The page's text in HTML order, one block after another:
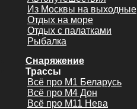
Из Москвы на выходные
Отдых на море
Отдых с палатками
Рыбалка
Снаряжение
Трассы
Всё про М1 Беларусь
Всё про М4 Дон
Всё про М11 Нева